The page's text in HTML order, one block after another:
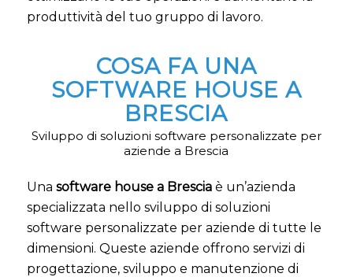
produttività del tuo gruppo di lavoro.
COSA FA UNA
SOFTWARE HOUSE A
BRESCIA
Sviluppo di soluzioni software personalizzate per
aziende a Brescia
Una software house a Bresciaè un’azienda
specializzata nello sviluppo di soluzioni
software personalizzate per aziende di tutte le
dimensioni. Queste aziende offrono servizi di
progettazione, sviluppo e manutenzione di